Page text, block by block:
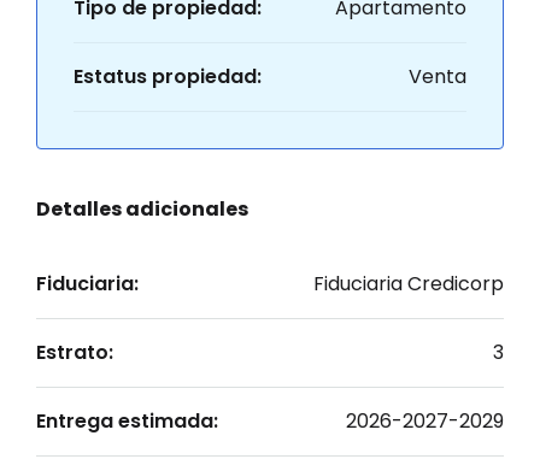
Tipo de propiedad: Apartamento
Estatus propiedad: Venta
Detalles adicionales
Fiduciaria: Fiduciaria Credicorp
Estrato: 3
Entrega estimada: 2026-2027-2029